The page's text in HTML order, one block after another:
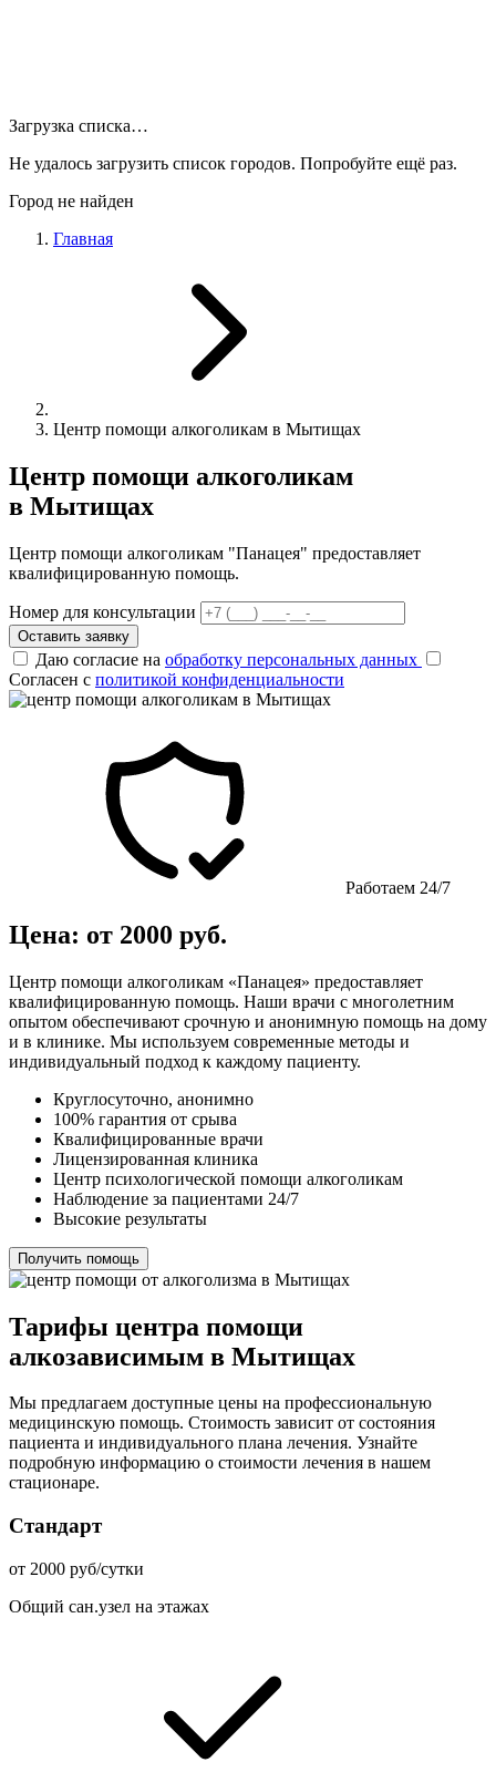
Загрузка списка…
Не удалось загрузить список городов. Попробуйте ещё раз.
Город не найден
Главная
Центр помощи алкоголикам в Мытищах
Центр помощи алкоголикам
в Мытищах
Центр помощи алкоголикам "Панацея" предоставляет
квалифицированную помощь.
Номер для консультации
Оставить заявку
Даю согласие на обработку персональных данных
Согласен с политикой конфиденциальности
Работаем 24/7
Цена: от 2000 руб.
Центр помощи алкоголикам «Панацея» предоставляет
квалифицированную помощь. Наши врачи с многолетним
опытом обеспечивают срочную и анонимную помощь на дому
и в клинике. Мы используем современные методы и
индивидуальный подход к каждому пациенту.
Круглосуточно, анонимно
100% гарантия от срыва
Квалифицированные врачи
Лицензированная клиника
Центр психологической помощи алкоголикам
Наблюдение за пациентами 24/7
Высокие результаты
Получить помощь
Тарифы центра помощи
алкозависимым в Мытищах
Мы предлагаем доступные цены на профессиональную
медицинскую помощь. Стоимость зависит от состояния
пациента и индивидуального плана лечения. Узнайте
подробную информацию о стоимости лечения в нашем
стационаре.
Стандарт
от 2000 руб/сутки
Общий сан.узел на этажах